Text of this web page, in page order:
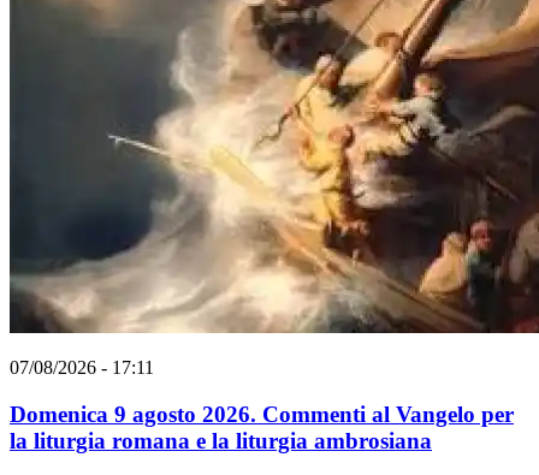
07/08/2026 - 17:11
Domenica 9 agosto 2026. Commenti al Vangelo per
la liturgia romana e la liturgia ambrosiana